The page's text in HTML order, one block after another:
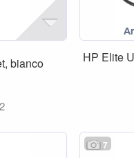
bianco
HP Elite
7